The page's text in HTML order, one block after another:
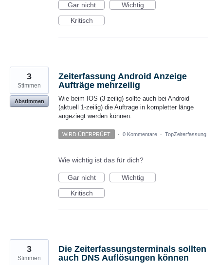
Gar nicht
Wichtig
Kritisch
Zeiterfassung Android Anzeige
Aufträge mehrzeilig
Wie beim IOS (3-zeilig) sollte auch bei Android
(aktuell 1-zeilig) die Auftrage in kompletter länge
angeziegt werden können.
3
Stimmen
Abstimmen
WIRD ÜBERPRÜFT · 0 Kommentare · TopZeiterfassung
Wie wichtig ist das für dich?
Gar nicht
Wichtig
Kritisch
Die Zeiterfassungsterminals sollten
auch DNS Auflösungen können
3
Stimmen